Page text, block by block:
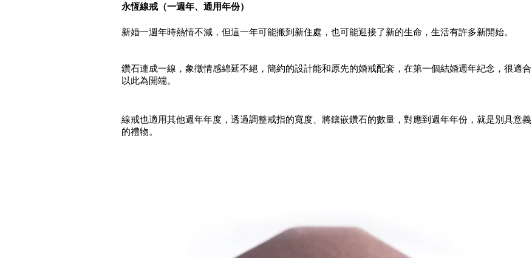
永恆線戒（一週年、通用年份）
新婚一週年時熱情不減，但這一年可能搬到新住處，也可能迎接了新的生命，生活有許多新開始。
鑽石連成一線，象徵情感綿延不絕，簡約的設計能和原先的婚戒配套，在第一個結婚週年紀念，很適合
以此為開端。
線戒也適用其他週年年度，透過調整戒指的寬度、將鑲嵌鑽石的數量，對應到週年年份，就是別具意義
的禮物。